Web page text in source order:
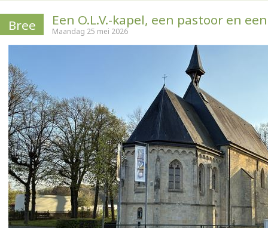
Bree Een O.L.V.-kapel, een pastoor en
Maandag 25 mei 2026